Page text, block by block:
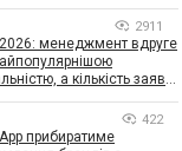
2911
2026: менеджмент вдруге
а кількість заяв
422
прибиратиме